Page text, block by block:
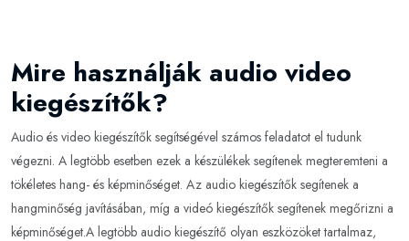
Mire használják audio video
kiegészítők?
Audio és video kiegészítők segítségével számos feladatot el tudunk
végezni. A legtöbb esetben ezek a készülékek segítenek megteremteni a
tökéletes hang- és képminőséget. Az audio kiegészítők segítenek a
hangminőség javításában, míg a videó kiegészítők segítenek megőrizni a
képminőséget.A legtöbb audio kiegészítő olyan eszközöket tartalmaz,